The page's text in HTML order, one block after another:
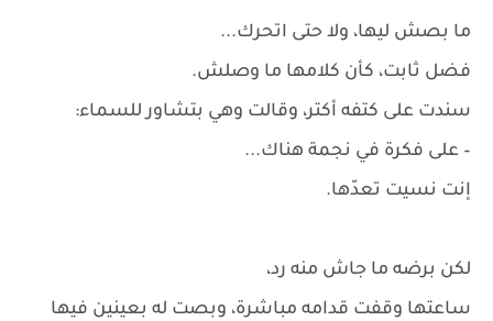
ما بصش ليها، ولا حتى اتحرك...
فضل ثابت، كأن كلامها ما وصلش.
سندت على كتفه أكتر، وقالت وهي بتشاور للسماء:
– على فكرة في نجمة هناك...
إنت نسيت تعدّها.
لكن برضه ما جاش منه رد،
ساعتها وقفت قدامه مباشرة، وبصت له بعينين فيها